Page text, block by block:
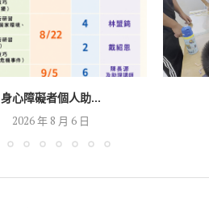
身心障礙者個人助...
2026 年 8 月 6 日